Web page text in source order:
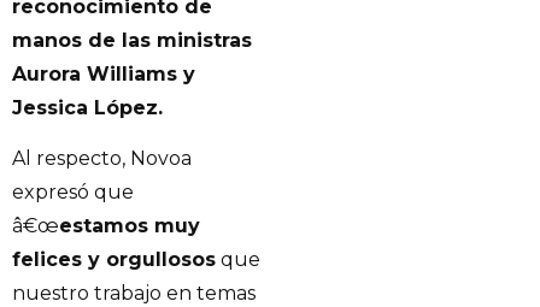
reconocimiento de
manos de las ministras
Aurora Williams y
Jessica López.
Al respecto, Novoa
expresó que
â€œestamos muy
felices y orgullosos que
nuestro trabajo en temas